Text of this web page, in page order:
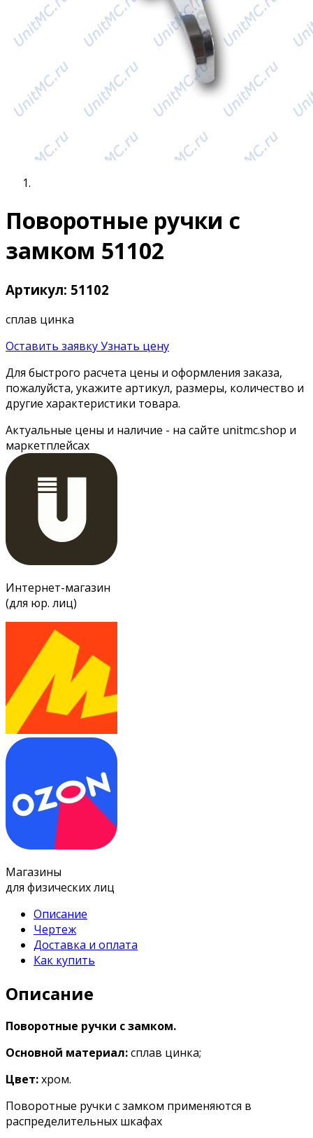
Поворотные ручки с
замком 51102
Артикул: 51102
сплав цинка
Оставить заявкуУзнать цену
Для быстрого расчета цены и оформления заказа,
пожалуйста, укажите артикул, размеры, количество и
другие характеристики товара.
Актуальные цены и наличие - на сайте unitmc.shop и
маркетплейсах
Интернет-магазин
(для юр. лиц)
Магазины
для физических лиц
Описание
Чертеж
Доставка и оплата
Как купить
Описание
Поворотные ручки с замком.
Основной материал:сплав цинка;
Цвет:хром.
Поворотные ручки с замком применяются в
распределительных шкафах